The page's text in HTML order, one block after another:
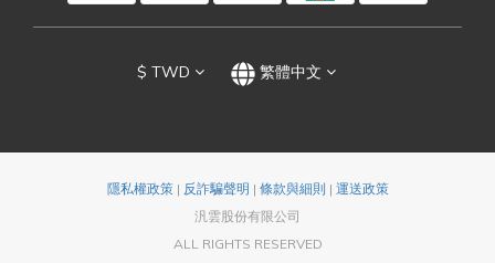
$ TWD 繁體中文
隱私權政策| 反詐騙聲明 | 條款與細則 | 運送政策
汎雲股份有限公司
ALL RIGHTS RESERVED